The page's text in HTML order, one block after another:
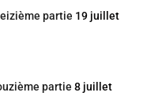
partie 19 juillet
partie 8 juillet